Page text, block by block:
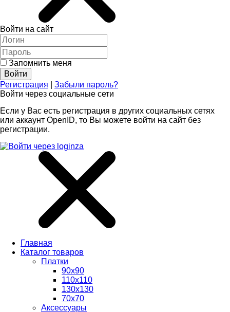
Войти на сайт
Запомнить меня
Регистрация
Забыли пароль?
Войти через социальные сети
Если у Вас есть регистрация в других социальных сетях
или аккаунт OpenID, то Вы можете войти на сайт без
регистрации.
Главная
Каталог товаров
Платки
90x90
110x110
130x130
70х70
Аксессуары